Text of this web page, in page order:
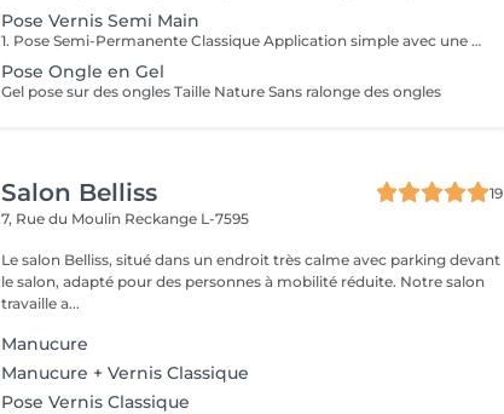
Pose Vernis Semi Main
1. Pose Semi-Permanente Classique Application simple avec une fine couche de base. Idéale pour celles qui souhaitent de la couleur, de la brillance et un léger renfort. Tenue moyenne 2 semaines. 2. Pose Semi + Renfort Combinaison d'une base classique avec une couche de renfort. Offre une meilleure résistance que le semi-permanent classique, parfaite pour les ongles naturels. Moyenne Tenue de 2 à 3 semaines. 3. Pose Semi + Fiber Ultra Base classique combinée à un gel enrichi en fibres, idéale pour les ongles fragiles ou nécessitant un renforcement supplémentaire. Tenue Moyenne 3 à 4 semaines.
Pose Ongle en Gel
Gel pose sur des ongles Taille Nature Sans ralonge des ongles
Salon Belliss
19
7, Rue du Moulin Reckange L-7595
Le salon Belliss, situé dans un endroit très calme avec parking devant
le salon, adapté pour des personnes à mobilité réduite. Notre salon
travaille a...
Manucure
Manucure + Vernis Classique
Pose Vernis Classique